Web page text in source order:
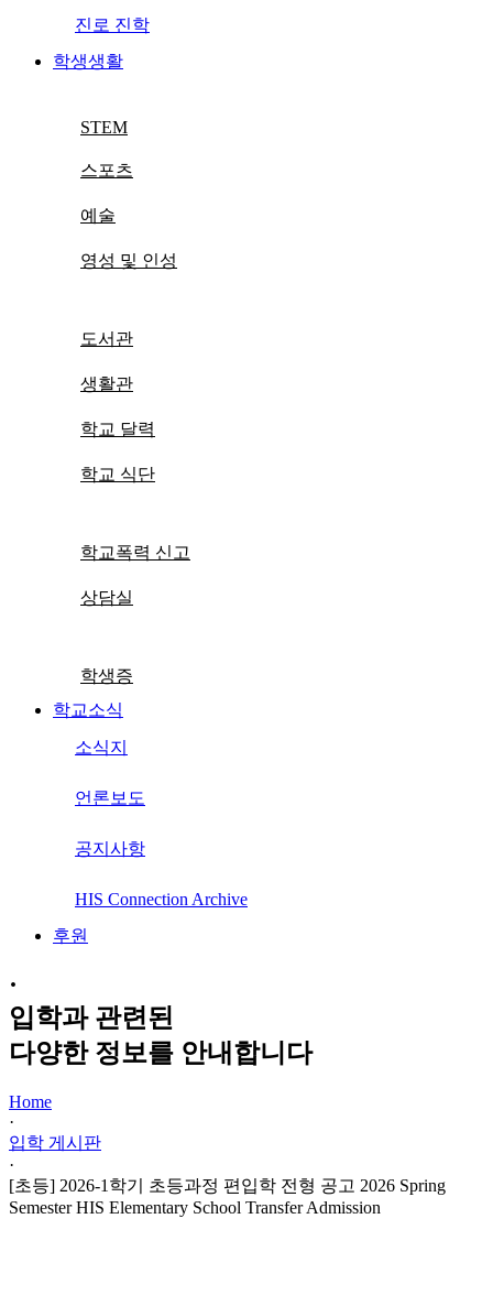
진로 진학
학생생활
STEM
스포츠
예술
영성 및 인성
도서관
생활관
학교 달력
학교 식단
학교폭력 신고
상담실
학생증
학교소식
소식지
언론보도
공지사항
HIS Connection Archive
후원
·
입학과 관련된
다양한 정보를 안내합니다
Home
·
입학 게시판
·
[초등] 2026-1학기 초등과정 편입학 전형 공고 2026 Spring
Semester HIS Elementary School Transfer Admission